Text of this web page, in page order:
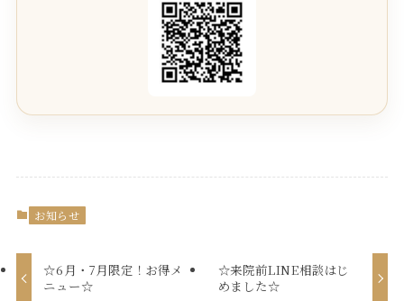
お知らせ
☆6月・7月限定！お得メ
ニュー☆
☆来院前LINE相談はじ
めました☆